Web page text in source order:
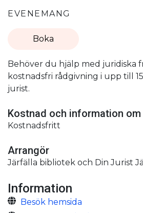
EVENEMANG
Boka
Behöver du hjälp med juridiska
kostnadsfri rådgivning i upp till
jurist.
Kostnad och information om
Kostnadsfritt
Arrangör
Järfälla bibliotek och Din Jurist
Information
Besök hemsida